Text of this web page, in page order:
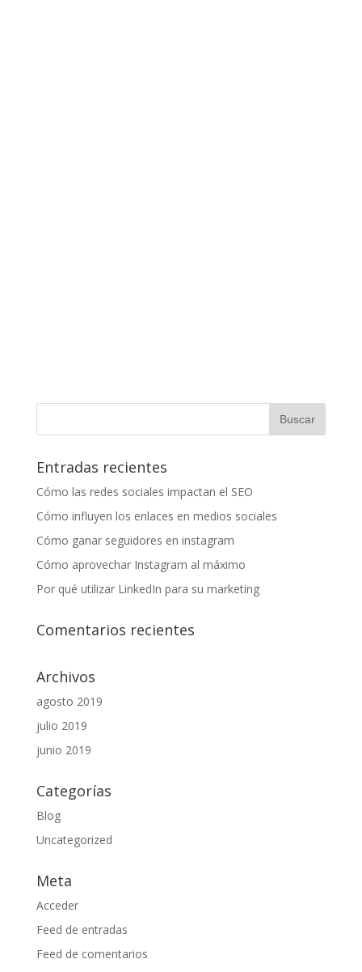
Entradas recientes
Cómo las redes sociales impactan el SEO
Cómo influyen los enlaces en medios sociales
Cómo ganar seguidores en instagram
Cómo aprovechar Instagram al máximo
Por qué utilizar LinkedIn para su marketing
Comentarios recientes
Archivos
agosto 2019
julio 2019
junio 2019
Categorías
Blog
Uncategorized
Meta
Acceder
Feed de entradas
Feed de comentarios